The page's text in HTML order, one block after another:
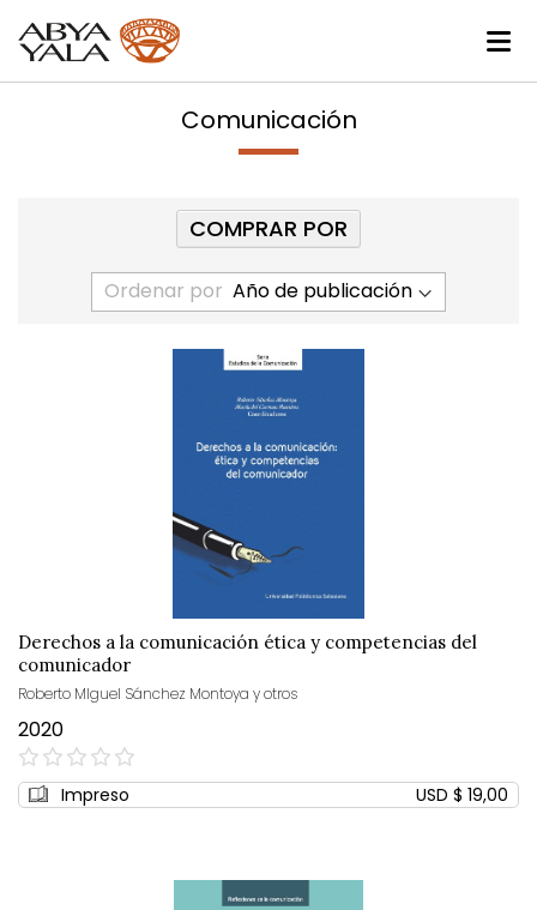
Comunicación
Ordenar por
Derechos a la comunicación ética y competencias del
comunicador
Roberto MIguel Sánchez Montoya y otros
2020
0%
Impreso USD $ 19,00
COMPRAR POR